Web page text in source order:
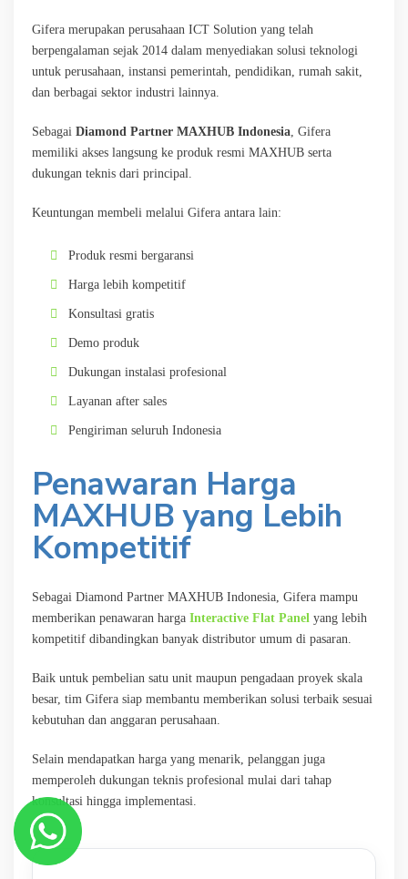
Gifera merupakan perusahaan ICT Solution yang telah
berpengalaman sejak 2014 dalam menyediakan solusi teknologi
untuk perusahaan, instansi pemerintah, pendidikan, rumah sakit,
dan berbagai sektor industri lainnya.
Sebagai Diamond Partner MAXHUB Indonesia, Gifera
memiliki akses langsung ke produk resmi MAXHUB serta
dukungan teknis dari principal.
Keuntungan membeli melalui Gifera antara lain:
Produk resmi bergaransi
Harga lebih kompetitif
Konsultasi gratis
Demo produk
Dukungan instalasi profesional
Layanan after sales
Pengiriman seluruh Indonesia
Penawaran Harga
MAXHUB yang Lebih
Kompetitif
Sebagai Diamond Partner MAXHUB Indonesia, Gifera mampu
memberikan penawaran harga Interactive Flat Panel yang lebih
kompetitif dibandingkan banyak distributor umum di pasaran.
Baik untuk pembelian satu unit maupun pengadaan proyek skala
besar, tim Gifera siap membantu memberikan solusi terbaik sesuai
kebutuhan dan anggaran perusahaan.
Selain mendapatkan harga yang menarik, pelanggan juga
memperoleh dukungan teknis profesional mulai dari tahap
konsultasi hingga implementasi.